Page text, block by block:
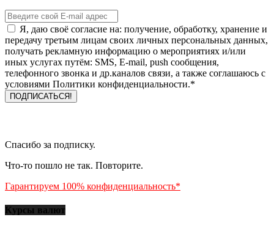
Я, даю своё согласие на: получение, обработку, хранение и
передачу третьим лицам своих личных персональных данных,
получать рекламную информацию о мероприятиях и/или
иных услугах путём: SMS, E-mail, push сообщения,
телефонного звонка и др.каналов связи, а также соглашаюсь с
условиями Политики конфиденциальности.*
Спасибо за подписку.
Что-то пошло не так. Повторите.
Гарантируем 100% конфиденциальность*
Курсы валют